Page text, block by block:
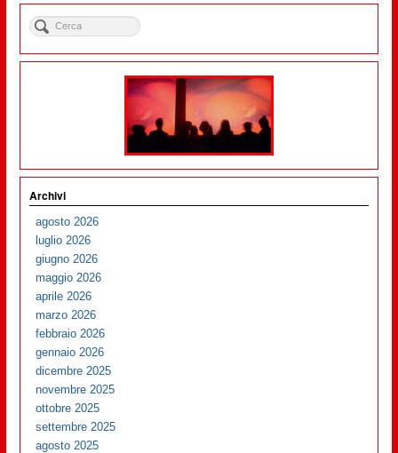
Archivi
agosto 2026
luglio 2026
giugno 2026
maggio 2026
aprile 2026
marzo 2026
febbraio 2026
gennaio 2026
dicembre 2025
novembre 2025
ottobre 2025
settembre 2025
agosto 2025